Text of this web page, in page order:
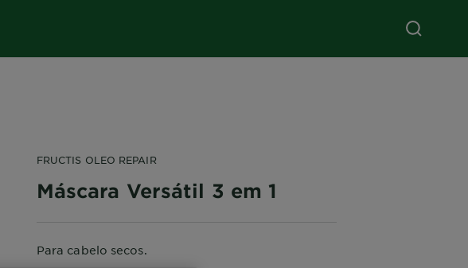
FRUCTIS OLEO REPAIR
Máscara Versátil 3 em 1
Para cabelo secos.